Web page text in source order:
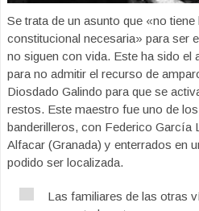
Se trata de un asunto que «no
constitucional necesaria» para ser
no siguen con vida. Este ha sido el
para no admitir el recurso de
Diosdado Galindo para que se
restos. Este maestro fue uno de
banderilleros, con Federico García
Alfacar (Granada) y enterrados en
podido ser localizada.
Las familiares de las otras